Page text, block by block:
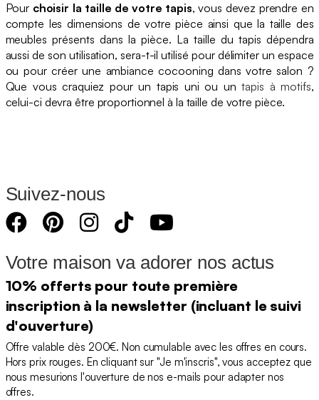
Pour choisir la taille de votre tapis, vous devez prendre en
compte les dimensions de votre pièce ainsi que la taille des
meubles présents dans la pièce. La taille du tapis dépendra
aussi de son utilisation, sera-t-il utilisé pour délimiter un espace
ou pour créer une ambiance cocooning dans votre salon ?
Que vous craquiez pour un tapis uni ou untapis à motifs,
celui-ci devra être proportionnel à la taille de votre pièce.
Suivez-nous
Votre maison va adorer nos actus
10% offerts pour toute première
inscription à la newsletter (incluant le suivi
d'ouverture)
Offre valable dès 200€. Non cumulable avec les offres en cours.
Hors prix rouges. En cliquant sur "Je m'inscris", vous acceptez que
nous mesurions l'ouverture de nos e-mails pour adapter nos
offres.